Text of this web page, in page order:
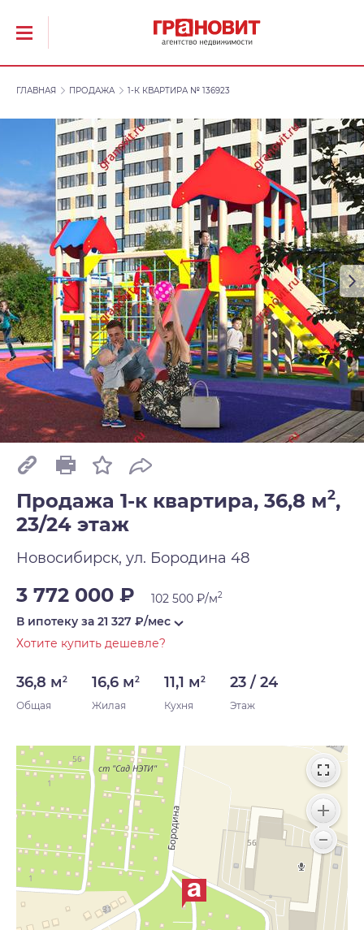
ГЛАВНАЯ ПРОДАЖА 1-К КВАРТИРА № 136923
Продажа 1-к квартира, 36,8 м2,
23/24 этаж
Новосибирск, ул. Бородина 48
3 772 000 ₽ 102 500 ₽/м2
В ипотеку за 21 327 ₽/мес
Хотите купить дешевле?
36,8 м2
Общая
16,6 м2
Жилая
11,1 м2
Кухня
23 / 24
Этаж